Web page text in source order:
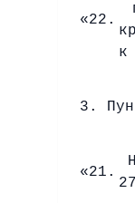
«22.
к
3.
«21.